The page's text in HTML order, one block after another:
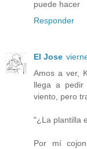
puede hacer
Responder
El Jose
Amos a ver,
llega a pedir
viento, pero
"¿La plantilla
Por mí